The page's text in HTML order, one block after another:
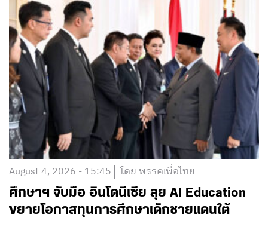
August 4, 2026 - 15:45 โดย พรรคเพื่อไทย
ศึกษาฯ จับมือ อินโดนีเซีย ลุย AI Education
ขยายโอกาสทุนการศึกษาเด็กชายแดนใต้